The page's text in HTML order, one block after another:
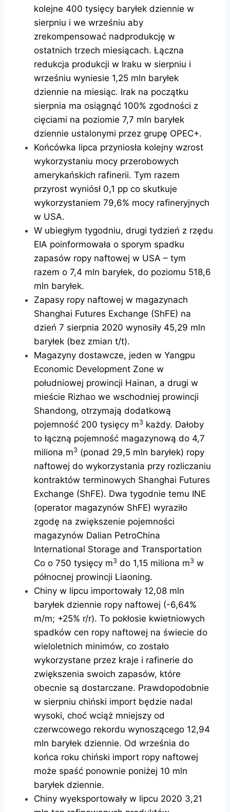
kolejne 400 tysięcy baryłek dziennie w
sierpniu i we wrześniu aby
zrekompensować nadprodukcję w
ostatnich trzech miesiącach. Łączna
redukcja produkcji w Iraku w sierpniu i
wrześniu wyniesie 1,25 mln baryłek
dziennie na miesiąc. Irak na początku
sierpnia ma osiągnąć 100% zgodności z
cięciami na poziomie 7,7 mln baryłek
dziennie ustalonymi przez grupę OPEC+.
Końcówka lipca przyniosła kolejny wzrost
wykorzystaniu mocy przerobowych
amerykańskich rafinerii. Tym razem
przyrost wyniósł 0,1 pp co skutkuje
wykorzystaniem 79,6% mocy rafineryjnych
w USA.
W ubiegłym tygodniu, drugi tydzień z rzędu
EIA poinformowała o sporym spadku
zapasów ropy naftowej w USA – tym
razem o 7,4 mln baryłek, do poziomu 518,6
mln baryłek.
Zapasy ropy naftowej w magazynach
Shanghai Futures Exchange (ShFE) na
dzień 7 sierpnia 2020 wynosiły 45,29 mln
baryłek (bez zmian t/t).
Magazyny dostawcze, jeden w Yangpu
Economic Development Zone w
południowej prowincji Hainan, a drugi w
mieście Rizhao we wschodniej prowincji
Shandong, otrzymają dodatkową
pojemność 200 tysięcy m3 każdy. Dałoby
to łączną pojemność magazynową do 4,7
miliona m3 (ponad 29,5 mln baryłek) ropy
naftowej do wykorzystania przy rozliczaniu
kontraktów terminowych Shanghai Futures
Exchange (ShFE). Dwa tygodnie temu INE
(operator magazynów ShFE) wyraziło
zgodę na zwiększenie pojemności
magazynów Dalian PetroChina
International Storage and Transportation
Co o 750 tysięcy m3 do 1,15 miliona m3 w
północnej prowincji Liaoning.
Chiny w lipcu importowały 12,08 mln
baryłek dziennie ropy naftowej (-6,64%
m/m; +25% r/r). To pokłosie kwietniowych
spadków cen ropy naftowej na świecie do
wieloletnich minimów, co zostało
wykorzystane przez kraje i rafinerie do
zwiększenia swoich zapasów, które
obecnie są dostarczane. Prawdopodobnie
w sierpniu chiński import będzie nadal
wysoki, choć wciąż mniejszy od
czerwcowego rekordu wynoszącego 12,94
mln baryłek dziennie. Od września do
końca roku chiński import ropy naftowej
może spaść ponownie poniżej 10 mln
baryłek dziennie.
Chiny wyeksportowały w lipcu 2020 3,21